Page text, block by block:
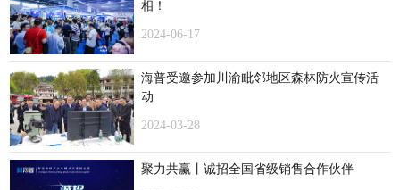
相！
2024-06-17
海普受邀参加川渝毗邻地区森林防火宣传活
动
2024-03-28
聚力共赢丨诚招全国省级销售合作伙伴